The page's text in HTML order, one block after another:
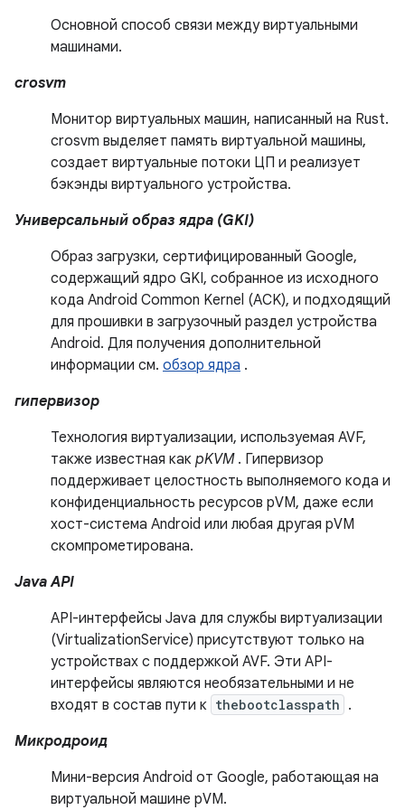
Основной способ связи между виртуальными
машинами.
crosvm
Монитор виртуальных машин, написанный на Rust.
crosvm выделяет память виртуальной машины,
создает виртуальные потоки ЦП и реализует
бэкэнды виртуального устройства.
Универсальный образ ядра (GKI)
Образ загрузки, сертифицированный Google,
содержащий ядро ​​GKI, собранное из исходного
кода Android Common Kernel (ACK), и подходящий
для прошивки в загрузочный раздел устройства
Android. Для получения дополнительной
информации см. обзор ядра .
гипервизор
Технология виртуализации, используемая AVF,
также известная как pKVM. Гипервизор
поддерживает целостность выполняемого кода и
конфиденциальность ресурсов pVM, даже если
хост-система Android или любая другая pVM
скомпрометирована.
Java API
API-интерфейсы Java для службы виртуализации
(VirtualizationService) присутствуют только на
устройствах с поддержкой AVF. Эти API-
интерфейсы являются необязательными и не
входят в состав пути к thebootclasspath .
Микродроид
Мини-версия Android от Google, работающая на
виртуальной машине pVM.